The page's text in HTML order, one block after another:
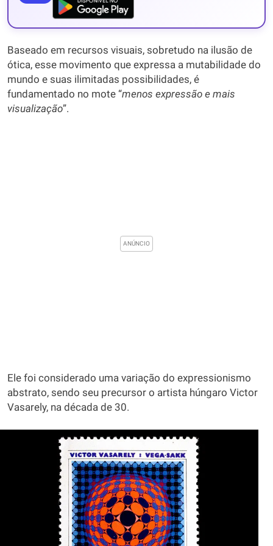
Baseado em recursos visuais, sobretudo na ilusão de
ótica, esse movimento que expressa a mutabilidade do
mundo e suas ilimitadas possibilidades, é
fundamentado no mote “menos expressão e mais
visualização”.
Ele foi considerado uma variação do expressionismo
abstrato, sendo seu precursor o artista húngaro Victor
Vasarely, na década de 30.